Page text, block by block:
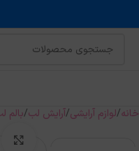
خانه لوازم آرایشی آرایش لب بالم